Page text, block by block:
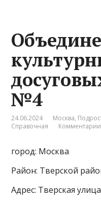
№4
24.06.2024 Москва,
Справочная
город: Москва
Район: Тверской
Адрес: Тверская